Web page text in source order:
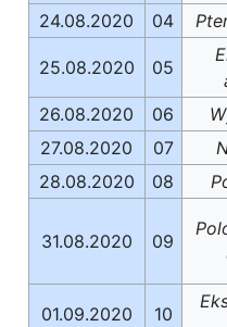
24.08.2020
04
25.08.2020 05
26.08.2020
06
27.08.2020
07
28.08.2020
08
31.08.2020 09
01.09.2020 10